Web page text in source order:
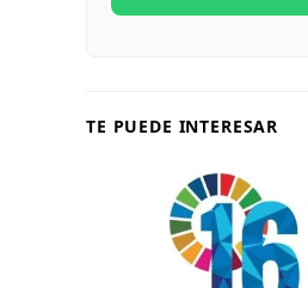
TE PUEDE INTERESAR